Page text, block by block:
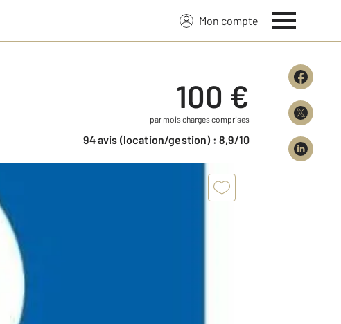
Mon compte
100 €
par mois charges comprises
94 avis (location/gestion) : 8,9/10